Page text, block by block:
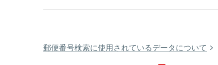
郵便番号検索に使用されているデータについて